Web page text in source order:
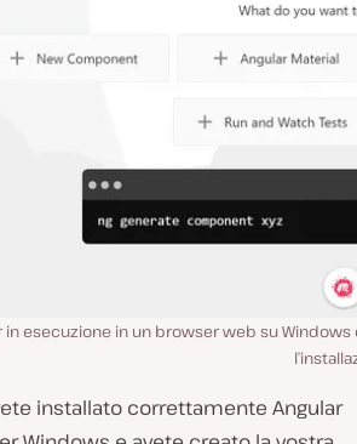
in esecuzione in un browser web su
installato correttamente Angular